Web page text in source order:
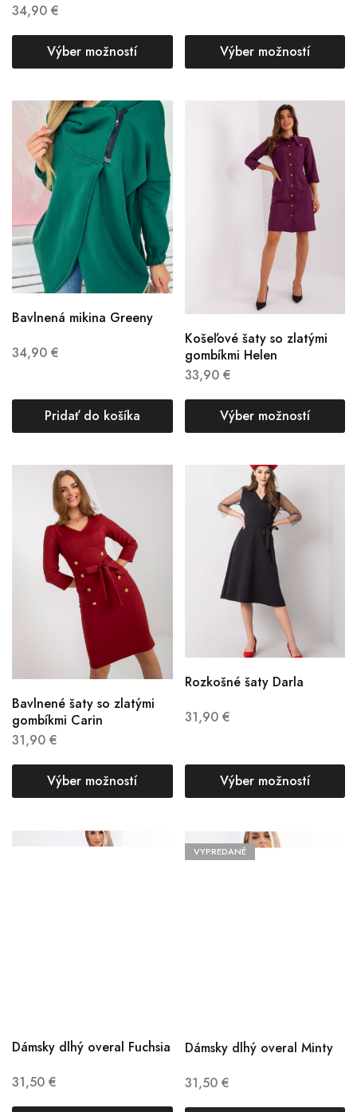
34,90 €
Výber možností Výber možností
Bavlnená mikina Greeny
34,90 €
Pridať do košíka
Košeľové šaty so zlatými
gombíkmi Helen
33,90 €
Výber možností
Bavlnené šaty so zlatými
gombíkmi Carin
31,90 €
Výber možností
Rozkošné šaty Darla
31,90 €
Výber možností
Dámsky dlhý overal Fuchsia
31,50 €
VYPREDANÉ
Dámsky dlhý overal Minty
31,50 €